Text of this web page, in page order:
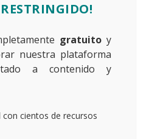
RESTRINGIDO!
gratuitoy
nuestra plataforma
a contenido y
con cientos de recursos